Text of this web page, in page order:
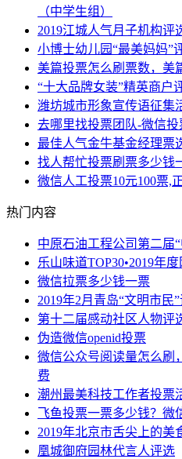
（中学生组）
2019江城人气月子机构评
小博士幼儿园“最美妈妈”
美篇投票怎么刷票数，美
“十大品牌女装”精英商户
潍坊城市形象宣传语征集
去哪里找投票团队-微信
最佳人气金牛基金经理票
找人帮忙投票刷票多少钱
微信人工投票10元100票,
热门内容
中原石油工程公司第二届
乐山味道TOP30•2019年
微信拉票多少钱一票
2019年2月青岛“文明市民
第十二届感动社区人物评
伪造微信openid投票
微信公众号阅读量怎么刷
费
潮州最美科技工作者投票
飞鱼投票一票多少钱？微
2019年北京市舌尖上的美
凰城御府园林代言人评选